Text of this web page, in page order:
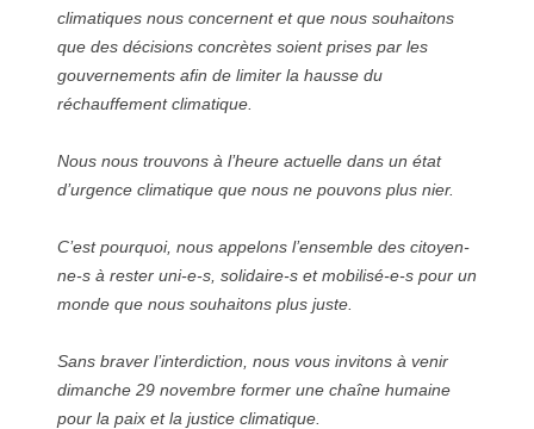
climatiques nous concernent et que nous souhaitons
que des décisions concrètes soient prises par les
gouvernements afin de limiter la hausse du
réchauffement climatique.
Nous nous trouvons à l’heure actuelle dans un état
d’urgence climatique que nous ne pouvons plus nier.
C’est pourquoi, nous appelons l’ensemble des citoyen-
ne-s à rester uni-e-s, solidaire-s et mobilisé-e-s pour un
monde que nous souhaitons plus juste.
Sans braver l’interdiction, nous vous invitons à venir
dimanche 29 novembre former une chaîne humaine
pour la paix et la justice climatique.